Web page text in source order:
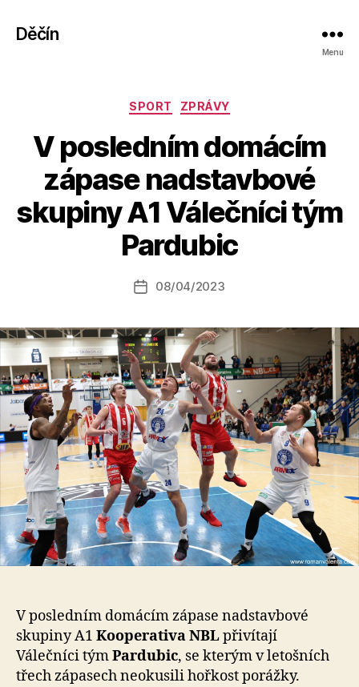
Děčín
Menu
Rubriky
SPORT ZPRÁVY
V posledním domácím
zápase nadstavbové
skupiny A1 Válečníci tým
Pardubic
Autor
příspěvku
A
u
o
a
s
o
Datum
08/04/2023
V posledním domácím zápase nadstavbové
skupiny A1 Kooperativa NBLpřivítají
Válečníci týmPardubic, se kterým v letošních
třech zápasech neokusili hořkost porážky.